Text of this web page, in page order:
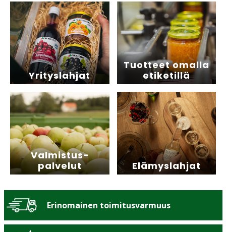
Yrityslahjat
Tuotteet omalla
etiketillä
Valmistus­
palvelut
Elämyslahjat
Erinomainen toimitusvarmuus